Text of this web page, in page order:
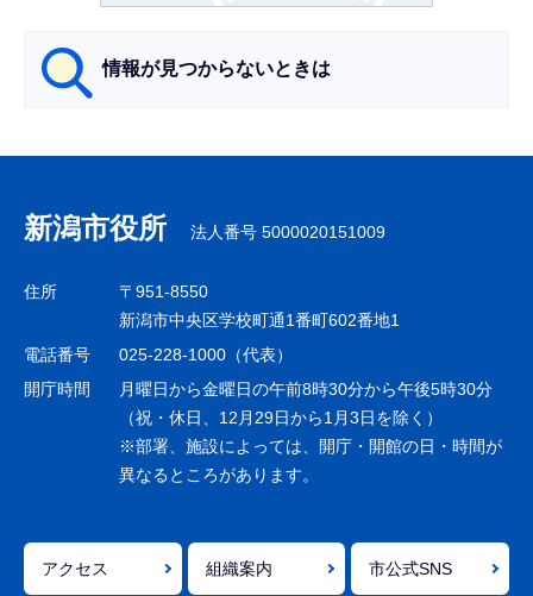
情報が見つからないときは
ナ
ビ
ゲ
シ
ョ
で
新潟市役所 法人番号 5000020151009
住所
〒951-8550
新潟市中央区学校町通1番町602番地1
電話番号
025-228-1000（代表）
開庁時間
月曜日から金曜日の午前8時30分から午後5時30分
（祝・休日、12月29日から1月3日を除く）
※部署、施設によっては、開庁・開館の日・時間が
異なるところがあります。
アクセス 組織案内 市公式SNS